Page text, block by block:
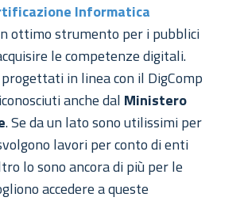
Informatica
ottimo strumento per i pubblici
le competenze digitali.
in linea con il DigComp
anche dal Ministero
. Se da un lato sono utilissimi per
lavori per conto di enti
lo sono ancora di più per le
accedere a queste